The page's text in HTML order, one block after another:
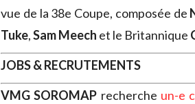
vue de la 38e Coupe, composée de
Tuke,Sam Meech et le Britannique
JOBS & RECRUTEMENTS
VMG SOROMAP recherche un-e